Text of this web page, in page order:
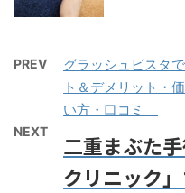
PREV
グラッシュビスタ
ト＆デメリット・
い方・口コミ
NEXT
二重まぶた
クリニック